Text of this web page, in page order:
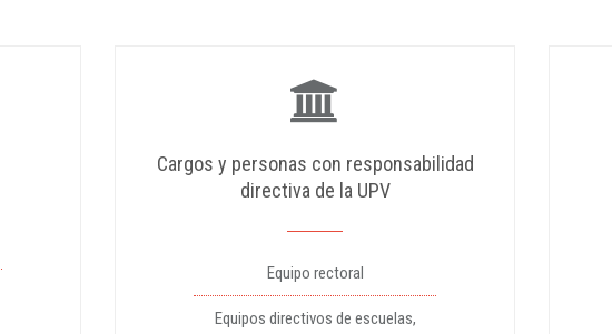
Cargos y personas con responsabilidad
directiva de la UPV
Equipo rectoral
Equipos directivos de escuelas,